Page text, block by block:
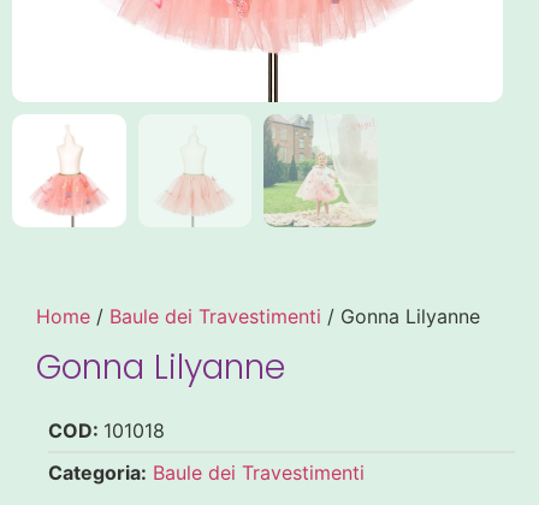
Home / Baule dei Travestimenti / Gonna Lilyanne
Gonna Lilyanne
COD: 101018
Categoria: Baule dei Travestimenti